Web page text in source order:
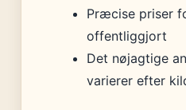
Præcise priser
offentliggjort
Det nøjagtige
varierer efter